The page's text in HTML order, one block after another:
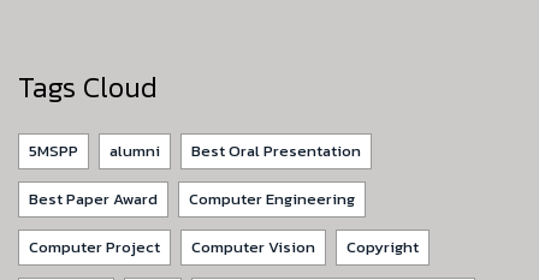
Tags Cloud
5MSPP alumni Best Oral Presentation
Best Paper Award Computer Engineering
Computer Project Computer Vision Copyright